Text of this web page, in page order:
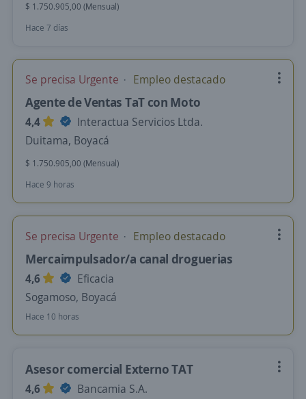
$ 1.750.905,00 (Mensual)
Hace 7 días
Se precisa Urgente Empleo destacado
Agente de Ventas TaT con Moto
4,4
Interactua Servicios Ltda.
Duitama, Boyacá
$ 1.750.905,00 (Mensual)
Hace 9 horas
Se precisa Urgente Empleo destacado
Mercaimpulsador/a canal droguerias
4,6
Eficacia
Sogamoso, Boyacá
Hace 10 horas
Asesor comercial Externo TAT
4,6
Bancamia S.A.